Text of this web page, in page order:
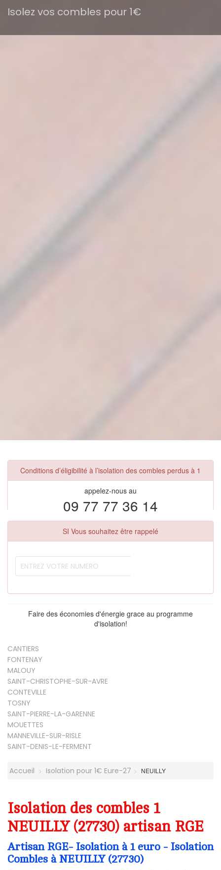
Isolez vos combles pour 1€
Conditions d’éligibilité à l’isolation des combles perdus à 1
appelez-nous au
09 77 77 36 14
SI Vous souhaitez être rappelé
Faire des économies d'énergie grace au programme
d'isolation!
CANTIERS
FONTENAY
MALOUY
SAINT-CHRISTOPHE-SUR-AVRE
CONTEVILLE
TOSNY
SAINT-PIERRE-LA-GARENNE
MOUETTES
MANNEVILLE-SUR-RISLE
SAINT-DENIS-LE-FERMENT
Accueil Isolation pour 1€ Eure-27 NEUILLY
Isolation des combles 1
NEUILLY (27730) artisan RGE
Artisan RGE- Isolation à 1 euro - Isolation
Combles à NEUILLY (27730)